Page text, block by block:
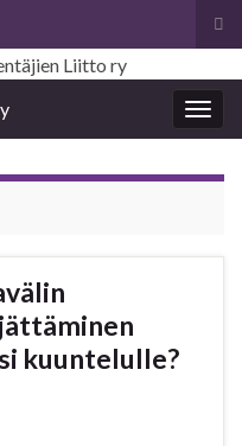
kuuntelulle?